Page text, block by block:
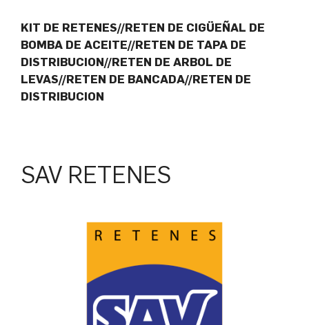
KIT DE RETENES//RETEN DE CIGÜEÑAL DE
BOMBA DE ACEITE//RETEN DE TAPA DE
DISTRIBUCION//RETEN DE ARBOL DE
LEVAS//RETEN DE BANCADA//RETEN DE
DISTRIBUCION
SAV RETENES